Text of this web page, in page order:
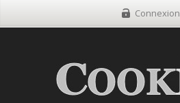
Connexion